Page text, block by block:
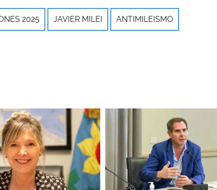
2025 JAVIER MILEI ANTIMILEISMO